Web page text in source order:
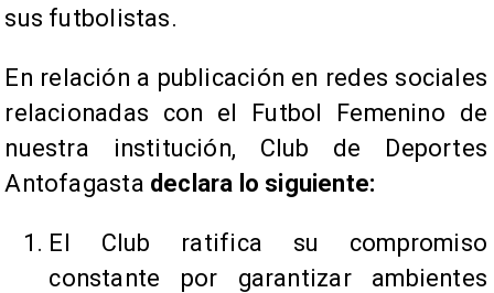
sus futbolistas.
En relación a publicación en redes sociales
relacionadas con el Futbol Femenino de
nuestra institución, Club de Deportes
Antofagasta declara lo siguiente:
​El Club ratifica su compromiso
constante por garantizar ambientes